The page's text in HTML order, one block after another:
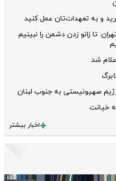
و به تعهدات‌تان عمل کنید
تا زانو زدن دشمن را نبینیم
شد
صهیونیستی به جنوب لبنان
خیانت
اخبار بیشتر